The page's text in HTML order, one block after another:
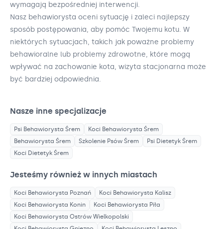
wymagają bezpośredniej interwencji.
Nasz behawiorysta oceni sytuację i zaleci najlepszy
sposób postępowania, aby pomóc Twojemu kotu. W
niektórych sytuacjach, takich jak poważne problemy
behawioralne lub problemy zdrowotne, które mogą
wpływać na zachowanie kota, wizyta stacjonarna może
być bardziej odpowiednia.
Nasze inne specjalizacje
Psi Behawiorysta Śrem Koci Behawiorysta Śrem
Behawiorysta Śrem Szkolenie Psów Śrem Psi Dietetyk Śrem
Koci Dietetyk Śrem
Jesteśmy również w innych miastach
Koci Behawiorysta Poznań Koci Behawiorysta Kalisz
Koci Behawiorysta Konin Koci Behawiorysta Piła
Koci Behawiorysta Ostrów Wielkopolski